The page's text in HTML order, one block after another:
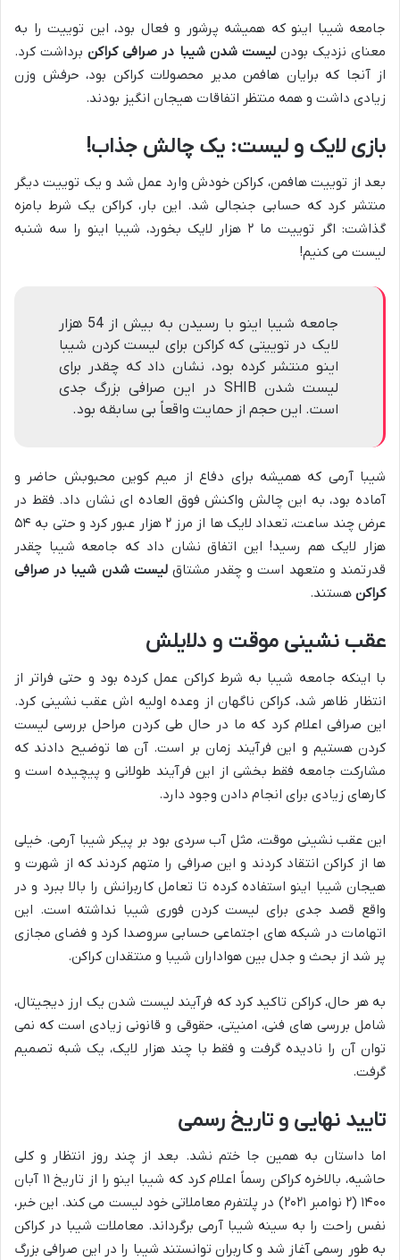
جامعه شیبا اینو که همیشه پرشور و فعال بود، این توییت را به
معنای نزدیک بودنلیست شدن شیبا در صرافی کراکنبرداشت کرد.
از آنجا که برایان هافمن مدیر محصولات کراکن بود، حرفش وزن
زیادی داشت و همه منتظر اتفاقات هیجان انگیز بودند.
بازی لایک و لیست: یک چالش جذاب!
بعد از توییت هافمن، کراکن خودش وارد عمل شد و یک توییت دیگر
منتشر کرد که حسابی جنجالی شد. این بار، کراکن یک شرط بامزه
گذاشت: اگر توییت ما ۲ هزار لایک بخورد، شیبا اینو را سه شنبه
لیست می کنیم!
جامعه شیبا اینو با رسیدن به بیش از 54 هزار
لایک در توییتی که کراکن برای لیست کردن شیبا
اینو منتشر کرده بود، نشان داد که چقدر برای
لیست شدن SHIB در این صرافی بزرگ جدی
است. این حجم از حمایت واقعاً بی سابقه بود.
شیبا آرمی که همیشه برای دفاع از میم کوین محبوبش حاضر و
آماده بود، به این چالش واکنش فوق العاده ای نشان داد. فقط در
عرض چند ساعت، تعداد لایک ها از مرز ۲ هزار عبور کرد و حتی به ۵۴
هزار لایک هم رسید! این اتفاق نشان داد که جامعه شیبا چقدر
قدرتمند و متعهد است و چقدر مشتاقلیست شدن شیبا در صرافی
کراکن هستند.
عقب نشینی موقت و دلایلش
با اینکه جامعه شیبا به شرط کراکن عمل کرده بود و حتی فراتر از
انتظار ظاهر شد، کراکن ناگهان از وعده اولیه اش عقب نشینی کرد.
این صرافی اعلام کرد که ما در حال طی کردن مراحل بررسی لیست
کردن هستیم و این فرآیند زمان بر است. آن ها توضیح دادند که
مشارکت جامعه فقط بخشی از این فرآیند طولانی و پیچیده است و
کارهای زیادی برای انجام دادن وجود دارد.
این عقب نشینی موقت، مثل آب سردی بود بر پیکر شیبا آرمی. خیلی
ها از کراکن انتقاد کردند و این صرافی را متهم کردند که از شهرت و
هیجان شیبا اینو استفاده کرده تا تعامل کاربرانش را بالا ببرد و در
واقع قصد جدی برای لیست کردن فوری شیبا نداشته است. این
اتهامات در شبکه های اجتماعی حسابی سروصدا کرد و فضای مجازی
پر شد از بحث و جدل بین هواداران شیبا و منتقدان کراکن.
به هر حال، کراکن تاکید کرد که فرآیند لیست شدن یک ارز دیجیتال،
شامل بررسی های فنی، امنیتی، حقوقی و قانونی زیادی است که نمی
توان آن را نادیده گرفت و فقط با چند هزار لایک، یک شبه تصمیم
گرفت.
تایید نهایی و تاریخ رسمی
اما داستان به همین جا ختم نشد. بعد از چند روز انتظار و کلی
حاشیه، بالاخره کراکن رسماً اعلام کرد که شیبا اینو را از تاریخ ۱۱ آبان
۱۴۰۰ (۲ نوامبر ۲۰۲۱) در پلتفرم معاملاتی خود لیست می کند. این خبر،
نفس راحت را به سینه شیبا آرمی برگرداند. معاملات شیبا در کراکن
به طور رسمی آغاز شد و کاربران توانستند شیبا را در این صرافی بزرگ